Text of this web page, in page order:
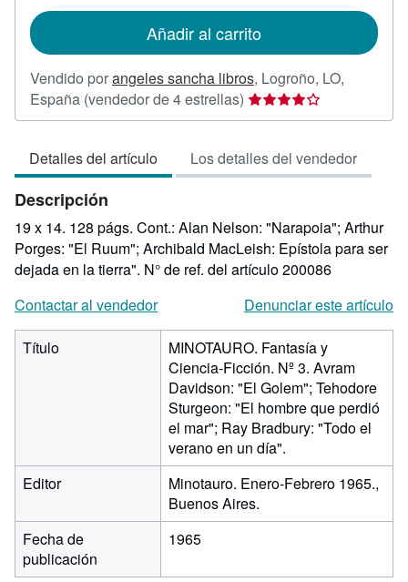
envío
Añadir al carrito
Vendido porangeles sancha libros, Logroño, LO,
España (vendedor de 4 estrellas) Calificación
del
4
de
estrellas
Detalles del artículo Los detalles del vendedor
Descripción
19 x 14. 128 págs. Cont.: Alan Nelson: "Narapoia"; Arthur
Porges: "El Ruum"; Archibald MacLeish: Epístola para ser
dejada en la tierra". N° de ref. del artículo 200086
Contactar al vendedor
Denunciar este artículo
Título
MINOTAURO. Fantasía y
Ciencia-Ficción. Nº 3. Avram
Davidson: "El Golem"; Tehodore
Sturgeon: "El hombre que perdió
el mar"; Ray Bradbury: "Todo el
verano en un día".
Editor
Minotauro. Enero-Febrero 1965.,
Buenos Aires.
Fecha de
publicación
1965